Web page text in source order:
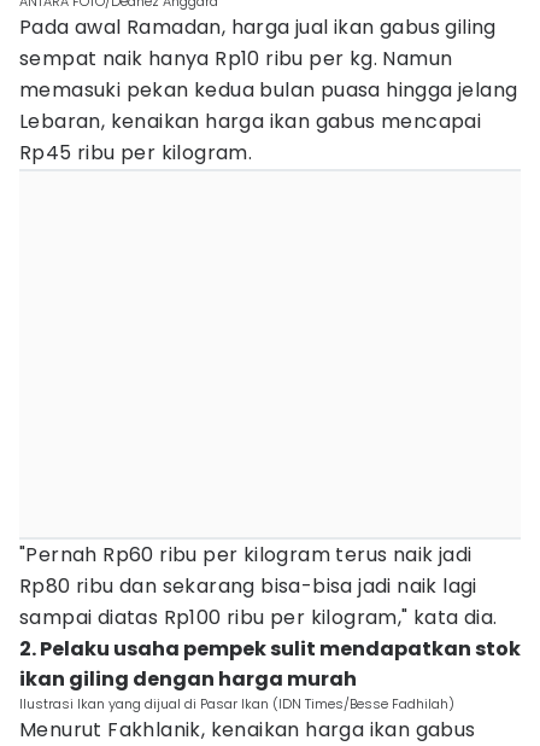
Pada awal Ramadan, harga jual ikan gabus giling
sempat naik hanya Rp10 ribu per kg. Namun
memasuki pekan kedua bulan puasa hingga jelang
Lebaran, kenaikan harga ikan gabus mencapai
Rp45 ribu per kilogram.
"Pernah Rp60 ribu per kilogram terus naik jadi
Rp80 ribu dan sekarang bisa-bisa jadi naik lagi
sampai diatas Rp100 ribu per kilogram," kata dia.
2. Pelaku usaha pempek sulit mendapatkan stok
ikan giling dengan harga murah
Ilustrasi Ikan yang dijual di Pasar Ikan (IDN Times/Besse Fadhilah)
Menurut Fakhlanik, kenaikan harga ikan gabus